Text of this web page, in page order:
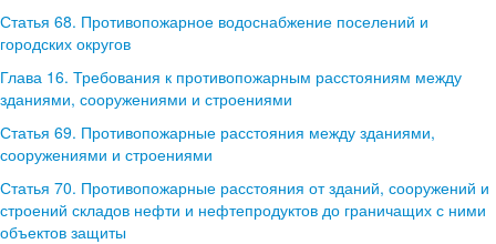
Статья 68. Противопожарное водоснабжение поселений и
городских округов
Глава 16. Требования к противопожарным расстояниям между
зданиями, сооружениями и строениями
Статья 69. Противопожарные расстояния между зданиями,
сооружениями и строениями
Статья 70. Противопожарные расстояния от зданий, сооружений и
строений складов нефти и нефтепродуктов до граничащих с ними
объектов защиты